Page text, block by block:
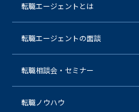
転職エージェントとは
転職エージェントの面談
転職相談会・セミナー
転職ノウハウ